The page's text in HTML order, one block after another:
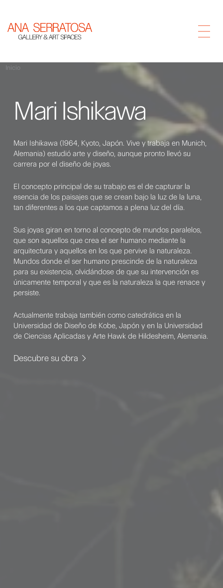
Inicio
Mari Ishikawa
Mari Ishikawa (1964, Kyoto, Japón. Vive y trabaja en Munich,
Alemania) estudió arte y diseño, aunque pronto llevó su
carrera por el diseño de joyas.
El concepto principal de su trabajo es el de capturar la
esencia de los paisajes que se crean bajo la luz de la luna,
tan diferentes a los que captamos a plena luz del día.
Sus joyas giran en torno al concepto de mundos paralelos,
que son aquellos que crea el ser humano mediante la
arquitectura y aquellos en los que pervive la naturaleza.
Mundos donde el ser humano prescinde de la naturaleza
para su existencia, olvidándose de que su intervención es
únicamente temporal y que es la naturaleza la que renace y
persiste.
Actualmente trabaja también como catedrática en la
Universidad de Diseño de Kobe, Japón y en la Universidad
de Ciencias Aplicadas y Arte Hawk de Hildesheim, Alemania.
Descubre su obra